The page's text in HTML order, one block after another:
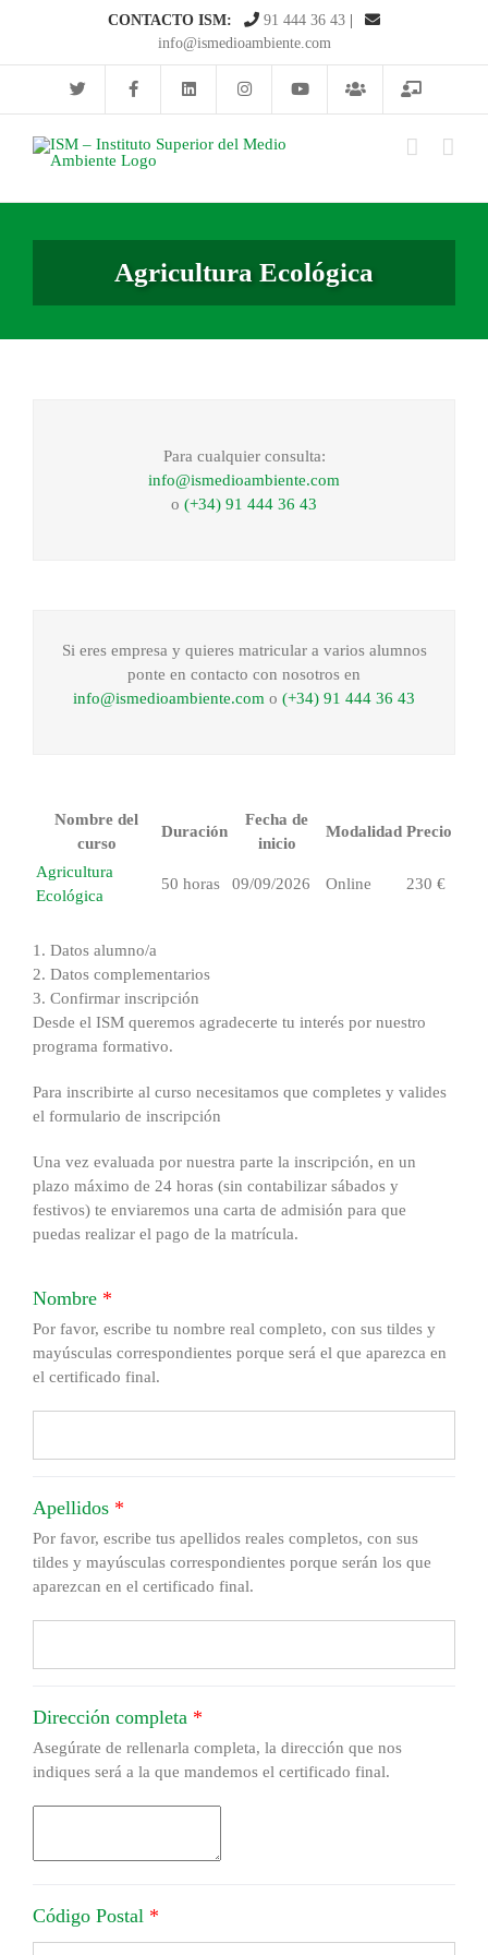
CONTACTO ISM: 91 444 36 43
info@ismedioambiente.com
Agricultura Ecológica
Nombre del
curso
Duración
Fecha de
inicio
Modalidad Precio
Agricultura
Ecológica
50 horas 09/09/2026 Online 230 €
1. Datos alumno/a
2. Datos complementarios
3. Confirmar inscripción
Desde el ISM queremos agradecerte tu interés por nuestro
programa formativo.
Para inscribirte al curso necesitamos que completes y valides
el formulario de inscripción
Una vez evaluada por nuestra parte la inscripción, en un
plazo máximo de 24 horas (sin contabilizar sábados y
festivos) te enviaremos una carta de admisión para que
puedas realizar el pago de la matrícula.
Nombre *
Por favor, escribe tu nombre real completo, con sus tildes y
mayúsculas correspondientes porque será el que aparezca en
el certificado final.
Apellidos *
Por favor, escribe tus apellidos reales completos, con sus
tildes y mayúsculas correspondientes porque serán los que
aparezcan en el certificado final.
Dirección completa *
Asegúrate de rellenarla completa, la dirección que nos
indiques será a la que mandemos el certificado final.
Código Postal *
Para cualquier consulta:
info@ismedioambiente.com
o (+34) 91 444 36 43
Si eres empresa y quieres matricular a varios alumnos
ponte en contacto con nosotros en
info@ismedioambiente.com o (+34) 91 444 36 43